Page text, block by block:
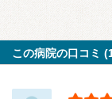
この病院の口コミ